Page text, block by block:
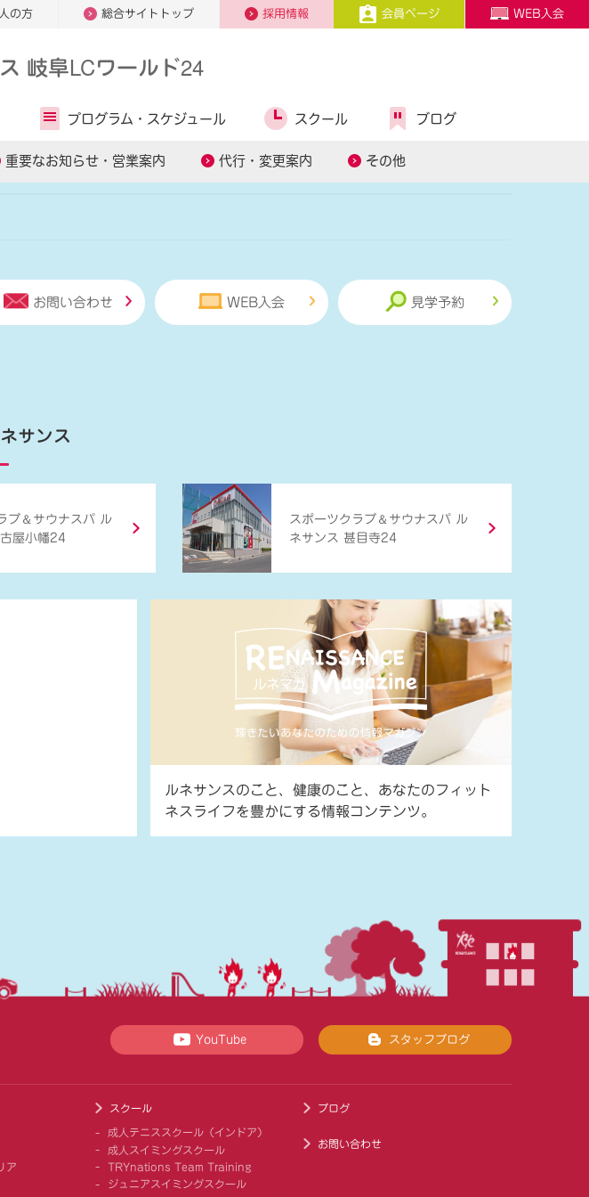
の方 総合サイトトップ 採用情報 会員ページ WEB入会
岐阜LCワールド24
重要なお知らせ・営業案内 代行・変更案内 その他
プログラム・ スケジュール スクール ブログ
ドから探す
パーソナルトレーニング 糖質コントロール スタッフ募集
お問い合わせ WEB入会 見学予約
サンス
ブ ＆ サウナスパ ル
屋小幡24
スポーツクラブ ＆ サウナスパ ル
ネサンス 甚目寺24
ルネサンスのこと、健康のこと、あなたのフィット
ネスライフを豊かにする情報コンテンツ。
YouTube スタッフブログ
ア
スクール
成人テニススクール（インドア）
成人スイミングスクール
TRYnations Team Training
ジュニアスイミングスクール
ブログ
お問い合わせ